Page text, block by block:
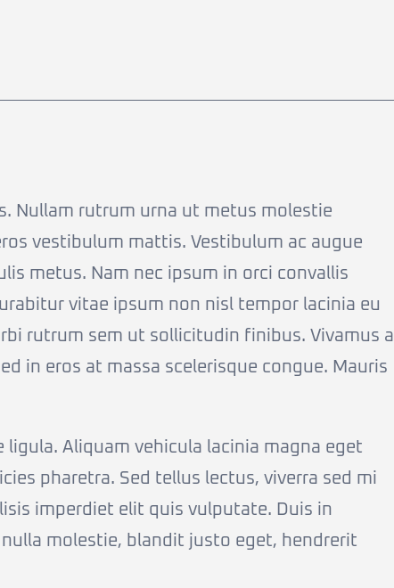
Nullam rutrum urna ut metus molestie
vestibulum mattis. Vestibulum ac augue
metus. Nam nec ipsum in orci convallis
vitae ipsum non nisl tempor lacinia eu
rutrum sem ut sollicitudin finibus. Vivamus a
in eros at massa scelerisque congue. Mauris
Aliquam vehicula lacinia magna eget
pharetra. Sed tellus lectus, viverra sed mi
imperdiet elit quis vulputate. Duis in
molestie, blandit justo eget, hendrerit